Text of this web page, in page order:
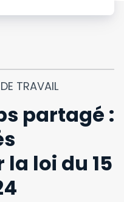
TRAVAIL
partagé :
loi du 15